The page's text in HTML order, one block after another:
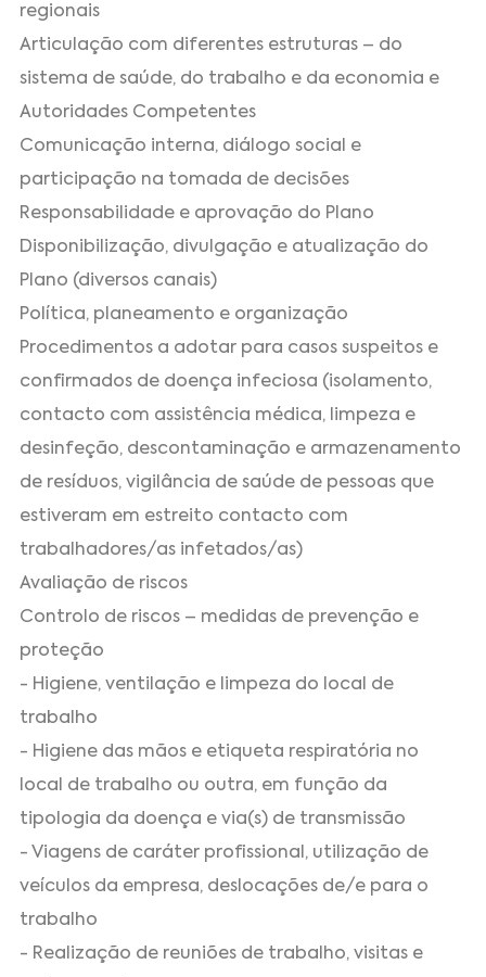
regionais
Articulação com diferentes estruturas – do
sistema de saúde, do trabalho e da economia e
Autoridades Competentes
Comunicação interna, diálogo social e
participação na tomada de decisões
Responsabilidade e aprovação do Plano
Disponibilização, divulgação e atualização do
Plano (diversos canais)
Política, planeamento e organização
Procedimentos a adotar para casos suspeitos e
confirmados de doença infeciosa (isolamento,
contacto com assistência médica, limpeza e
desinfeção, descontaminação e armazenamento
de resíduos, vigilância de saúde de pessoas que
estiveram em estreito contacto com
trabalhadores/as infetados/as)
Avaliação de riscos
Controlo de riscos – medidas de prevenção e
proteção
- Higiene, ventilação e limpeza do local de
trabalho
- Higiene das mãos e etiqueta respiratória no
local de trabalho ou outra, em função da
tipologia da doença e via(s) de transmissão
- Viagens de caráter profissional, utilização de
veículos da empresa, deslocações de/e para o
trabalho
- Realização de reuniões de trabalho, visitas e